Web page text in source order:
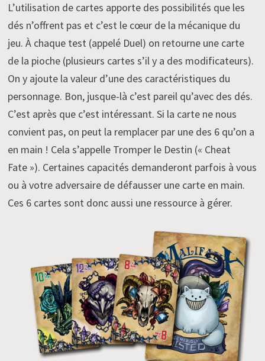
L’utilisation de cartes apporte des possibilités que les
dés n’offrent pas et c’est le cœur de la mécanique du
jeu. À chaque test (appelé Duel) on retourne une carte
de la pioche (plusieurs cartes s’il y a des modificateurs).
On y ajoute la valeur d’une des caractéristiques du
personnage. Bon, jusque-là c’est pareil qu’avec des dés.
C’est après que c’est intéressant. Si la carte ne nous
convient pas, on peut la remplacer par une des 6 qu’on a
en main ! Cela s’appelle Tromper le Destin (« Cheat
Fate »). Certaines capacités demanderont parfois à vous
ou à votre adversaire de défausser une carte en main.
Ces 6 cartes sont donc aussi une ressource à gérer.